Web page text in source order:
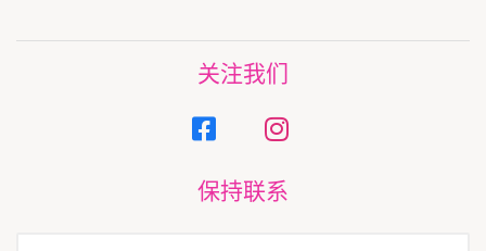
关注我们
保持联系